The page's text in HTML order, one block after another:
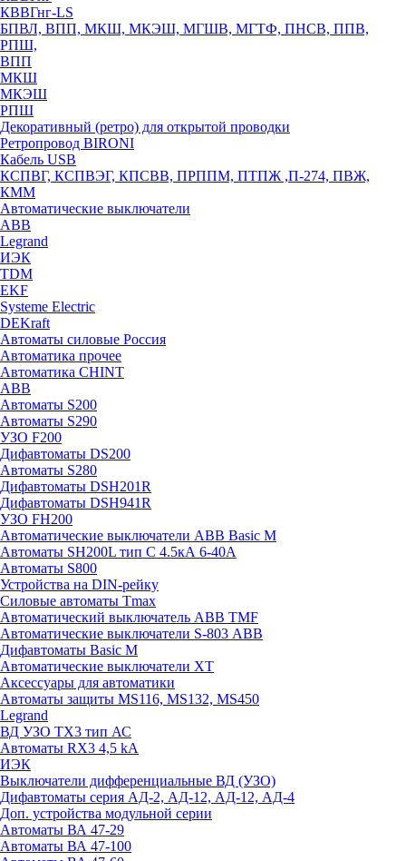
КВВГнг-LS
БПВЛ, ВПП, МКШ, МКЭШ, МГШВ, МГТФ, ПНСВ, ППВ,
РПШ,
ВПП
МКШ
МКЭШ
РПШ
Декоративный (ретро) для открытой проводки
Ретропровод BIRONI
Кабель USB
КСПВГ, КСПВЭГ, КПСВВ, ПРППМ, ПТПЖ ,П-274, ПВЖ,
КММ
Автоматические выключатели
ABB
Legrand
ИЭК
TDM
EKF
Systeme Electric
DEKraft
Автоматы силовые Россия
Автоматика прочее
Автоматика CHINT
ABB
Автоматы S200
Автоматы S290
УЗО F200
Дифавтоматы DS200
Автоматы S280
Дифавтоматы DSH201R
Дифавтоматы DSH941R
УЗО FH200
Автоматические выключатели ABB Basic M
Автоматы SH200L тип С 4.5кА 6-40А
Автоматы S800
Устройства на DIN-рейку
Силовые автоматы Tmax
Автоматический выключатель ABB TMF
Автоматические выключатели S-803 АВВ
Дифавтоматы Basic M
Автоматические выключатели XT
Аксессуары для автоматики
Автоматы защиты MS116, MS132, MS450
Legrand
ВД УЗО TX3 тип АС
Автоматы RX3 4,5 kA
ИЭК
Выключатели дифференциальные ВД (УЗО)
Дифавтоматы серия АД-2, АД-12, АД-12, АД-4
Доп. устройства модульной серии
Автоматы ВА 47-29
Автоматы ВА 47-100